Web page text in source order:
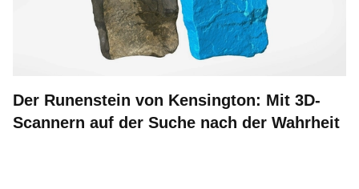
Der Runenstein von Kensington: Mit 3D-
Scannern auf der Suche nach der Wahrheit